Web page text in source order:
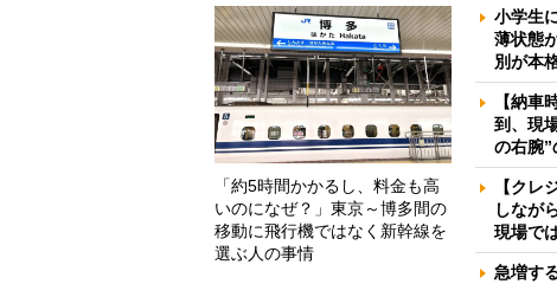
「約5時間かかるし、料金も高
いのになぜ？」東京～博多間の
移動に飛行機ではなく新幹線を
選ぶ人の事情
小学生
薄状態
別が本
【納車
到、現
の右腕”
【クレ
しなが
現場で
急増す